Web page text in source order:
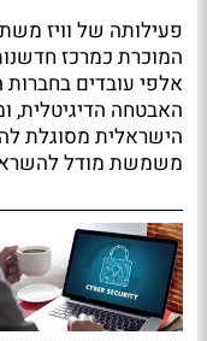
פעילותה של וויז
המוכרת כמרכז
אלפי עובדים בחברות
האבטחה הדיגיטלית,
הישראלית מסוגלת
משמשת מודל להשראה